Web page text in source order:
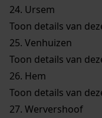
24. Ursem
Toon details van
25. Venhuizen
Toon details van
26. Hem
Toon details van
27. Wervershoof